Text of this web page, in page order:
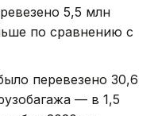
5,5 млн
по сравнению с
перевезено 30,6
— в 1,5